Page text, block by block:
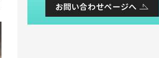
お問い合わせページへ